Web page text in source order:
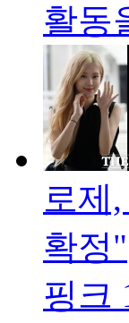
활동
로제
확정"
핑크